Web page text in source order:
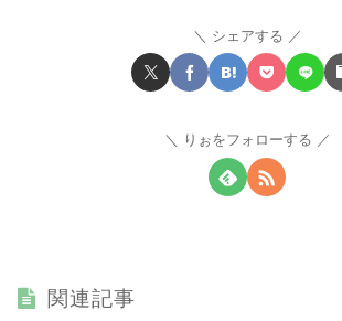
シェアする
りぉをフォローする
関連記事